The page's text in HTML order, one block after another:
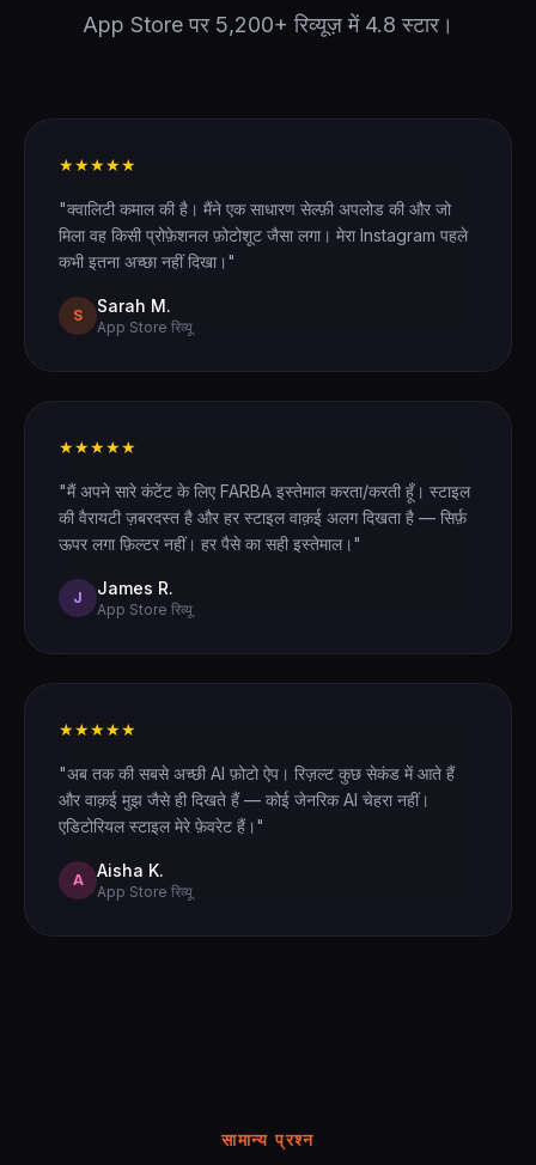
App Store पर 5,200+ रिव्यूज़ में 4.8 स्टार।
★★★★★
"क्वालिटी कमाल की है। मैंने एक साधारण सेल्फ़ी अपलोड की और जो
मिला वह किसी प्रोफ़ेशनल फ़ोटोशूट जैसा लगा। मेरा Instagram पहले
कभी इतना अच्छा नहीं दिखा।"
S Sarah M.
App Store रिव्यू
★★★★★
"मैं अपने सारे कंटेंट के लिए FARBA इस्तेमाल करता/करती हूँ। स्टाइल
की वैरायटी ज़बरदस्त है और हर स्टाइल वाक़ई अलग दिखता है — सिर्फ़
ऊपर लगा फ़िल्टर नहीं। हर पैसे का सही इस्तेमाल।"
J James R.
App Store रिव्यू
★★★★★
"अब तक की सबसे अच्छी AI फ़ोटो ऐप। रिज़ल्ट कुछ सेकंड में आते हैं
और वाक़ई मुझ जैसे ही दिखते हैं — कोई जेनरिक AI चेहरा नहीं।
एडिटोरियल स्टाइल मेरे फ़ेवरेट हैं।"
A Aisha K.
App Store रिव्यू
सामान्य प्रश्न